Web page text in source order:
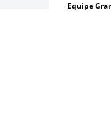
Equipe